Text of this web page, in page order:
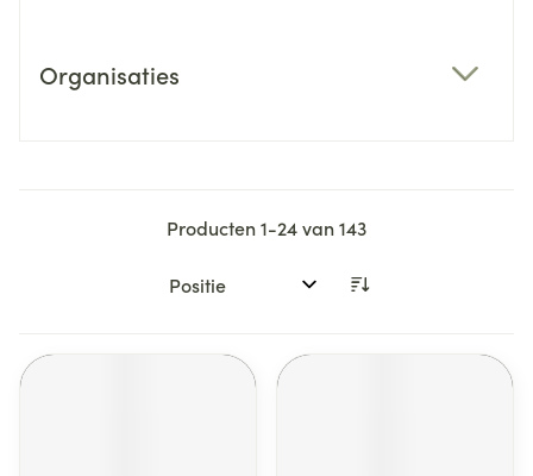
Organisaties
Producten1-24van143
Sorteer op: